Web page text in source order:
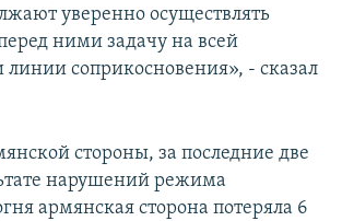
уверенно осуществлять
ними задачу на всей
линии соприкосновения», - сказал
стороны, за последние две
нарушений режима
армянская сторона потеряла 6